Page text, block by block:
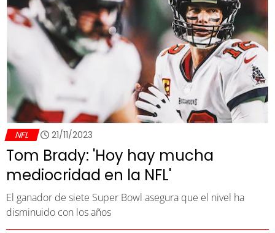
NFL 21/11/2023
Tom Brady: 'Hoy hay mucha
mediocridad en la NFL'
El ganador de siete Super Bowl asegura que el nivel ha
disminuido con los años